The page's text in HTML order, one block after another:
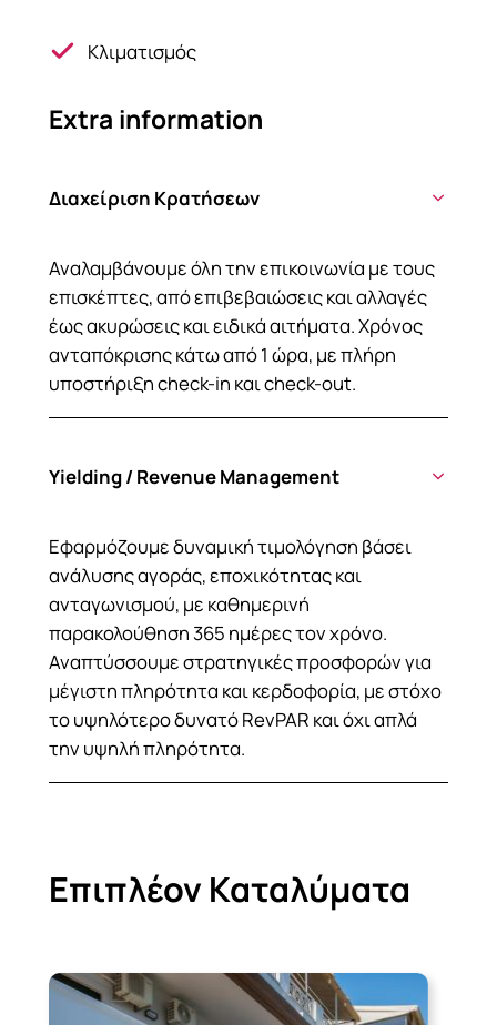
Κλιματισμός
Extra information
Διαχείριση Κρατήσεων
Αναλαμβάνουμε όλη την επικοινωνία με τους
επισκέπτες, από επιβεβαιώσεις και αλλαγές
έως ακυρώσεις και ειδικά αιτήματα. Χρόνος
ανταπόκρισης κάτω από 1 ώρα, με πλήρη
υποστήριξη check-in και check-out.
Yielding / Revenue Management
Εφαρμόζουμε δυναμική τιμολόγηση βάσει
ανάλυσης αγοράς, εποχικότητας και
ανταγωνισμού, με καθημερινή
παρακολούθηση 365 ημέρες τον χρόνο.
Αναπτύσσουμε στρατηγικές προσφορών για
μέγιστη πληρότητα και κερδοφορία, με στόχο
το υψηλότερο δυνατό RevPAR και όχι απλά
την υψηλή πληρότητα.
Επιπλέον Καταλύματα